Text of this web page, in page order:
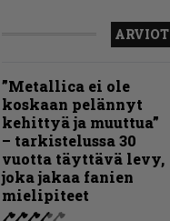
ARVIOT
”Metallica ei ole
koskaan pelännyt
kehittyä ja muuttua”
– tarkistelussa 30
vuotta täyttävä levy,
joka jakaa fanien
mielipiteet